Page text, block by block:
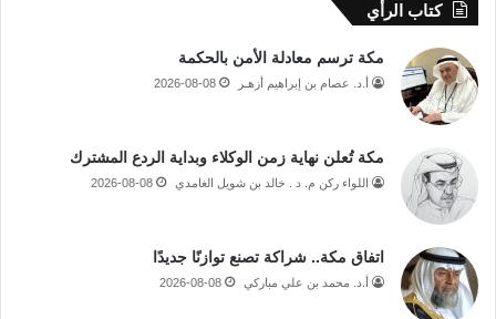
كتاب الرأي
مكة ترسم معادلة الأمن بالحكمة
أ.د. عصام بن إبراهيم أزهـر 2026-08-08
مكة تُعلن نهاية زمن الوكلاء وبداية الردع المشترك
اللواء ركن م. د . خالد بن شويل الغامدي 2026-08-08
اتفاق مكة.. شراكة تصنع توازنًا جديدًا
أ.د. محمد بن علي مباركي 2026-08-08